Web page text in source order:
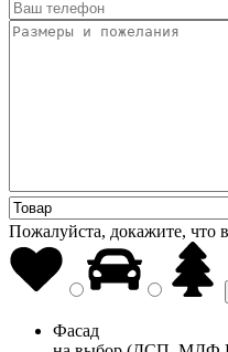
Пожалуйста, докажите, что
Фасад